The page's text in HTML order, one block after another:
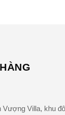
Vượng Villa, khu